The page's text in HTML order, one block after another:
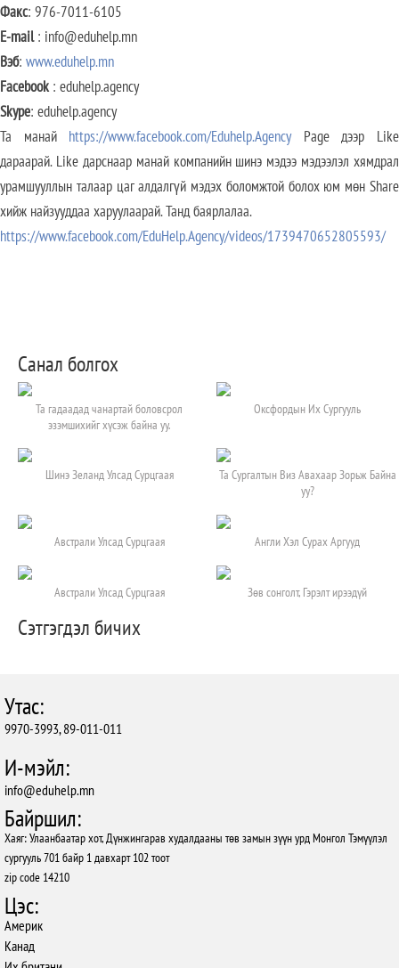
Факс: 976-7011-6105
E-mail: info@eduhelp.mn
Вэб: www.eduhelp.mn
Facebook: eduhelp.agency
Skype: eduhelp.agency
Та манай https://www.facebook.com/Eduhelp.AgencyPage дээр Like
дараарай. Like дарснаар манай компанийн шинэ мэдээ мэдээлэл хямдрал
урамшууллын талаар цаг алдалгүй мэдэх боломжтой болох юм мөн Share
хийж найзууддаа харуулаарай. Танд баярлалаа.
https://www.facebook.com/EduHelp.Agency/videos/1739470652805593/
Санал болгох
Та гадаадад чанартай боловсрол
эзэмшихийг хүсэж байна уу.
Оксфордын Их Сургууль
Шинэ Зеланд Улсад Сурцгаая
Та Сургалтын Виз Авахаар Зорьж Байна
уу?
Австрали Улсад Сурцгаая Англи Хэл Сурах Аргууд
Австрали Улсад Сурцгаая Зөв сонголт, Гэрэлт ирээдүй
Сэтгэгдэл бичих
Утас:
9970-3993, 89-011-011
И-мэйл:
info@eduhelp.mn
Байршил:
Хаяг: Улаанбаатар хот, Дүнжингарав худалдааны төв замын зүүн урд Монгол Тэмүүлэл
сургууль 701 байр 1 давхарт 102 тоот
zip code 14210
Цэс:
Америк
Канад